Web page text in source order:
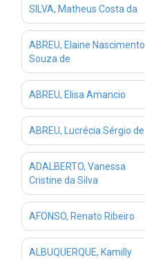
SILVA, Matheus Costa da
ABREU, Elaine Nascimento
Souza de
ABREU, Elisa Amancio
ABREU, Lucrécia Sérgio de
ADALBERTO, Vanessa
Cristine da Silva
AFONSO, Renato Ribeiro
ALBUQUERQUE, Kamilly